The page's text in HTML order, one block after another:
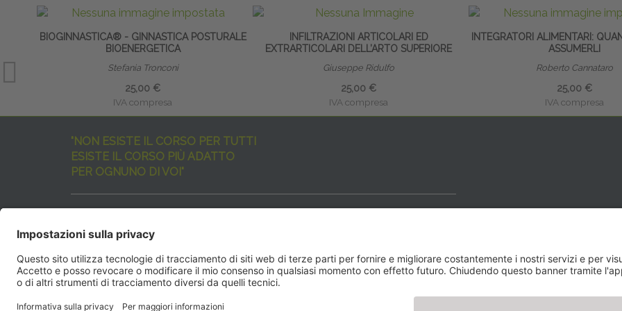
BIOGINNASTICA® - GINNASTICA POSTURALE
BIOENERGETICA
Stefania Tronconi
25,00 €
IVA compresa
INFILTRAZIONI ARTICOLARI ED
EXTRARTICOLARI DELL’ARTO SUPERIORE
Giuseppe Ridulfo
25,00 €
IVA compresa
INTEGRATORI ALIMENTARI:
ASSUMERLI
Roberto Cannataro
25,00 €
IVA compresa
"NON ESISTE IL CORSO PER TUTTI
ESISTE IL CORSO PIÙ ADATTO
PER OGNUNO DI VOI"
ma rispondenti a diverse esigenze formative
e di aggiornamento professionale.
EdiAcademyvuole aiutarvi nella scelta dell’evento ideale
SEGUICI QUI: